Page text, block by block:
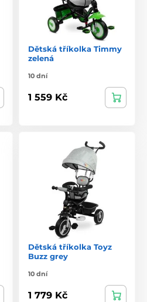
Dětská tříkolka Timmy
zelená
10 dní
1 559 Kč
Dětská tříkolka Toyz
Buzz grey
10 dní
1 779 Kč